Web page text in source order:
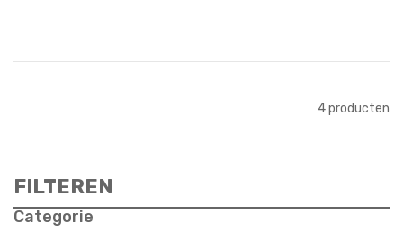
FILTEREN
Categorie
4producten